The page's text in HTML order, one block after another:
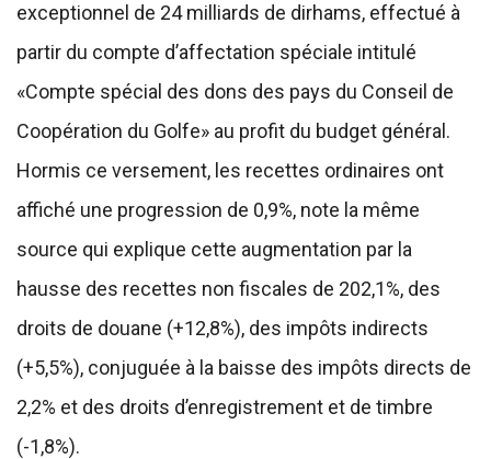
exceptionnel de 24 milliards de dirhams, effectué à
partir du compte d’affectation spéciale intitulé
«Compte spécial des dons des pays du Conseil de
Coopération du Golfe» au profit du budget général.
Hormis ce versement, les recettes ordinaires ont
affiché une progression de 0,9%, note la même
source qui explique cette augmentation par la
hausse des recettes non fiscales de 202,1%, des
droits de douane (+12,8%), des impôts indirects
(+5,5%), conjuguée à la baisse des impôts directs de
2,2% et des droits d’enregistrement et de timbre
(-1,8%).